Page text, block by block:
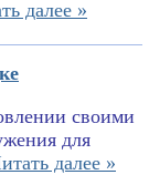
далее »
своими
для
далее »